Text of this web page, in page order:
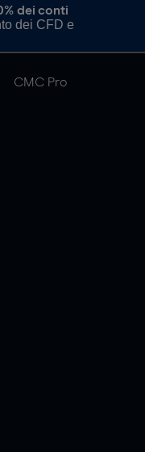
dei conti
dei CFD e
CMC Pro